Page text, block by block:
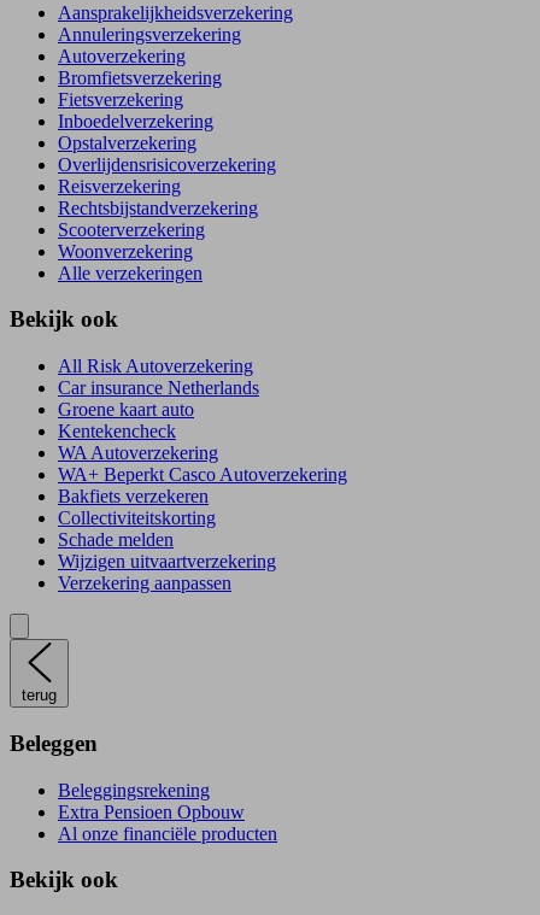
Aansprakelijkheidsverzekering
Annuleringsverzekering
Autoverzekering
Bromfietsverzekering
Fietsverzekering
Inboedelverzekering
Opstalverzekering
Overlijdensrisicoverzekering
Reisverzekering
Rechtsbijstandverzekering
Scooterverzekering
Woonverzekering
Alle verzekeringen
Bekijk ook
All Risk Autoverzekering
Car insurance Netherlands
Groene kaart auto
Kentekencheck
WA Autoverzekering
WA+ Beperkt Casco Autoverzekering
Bakfiets verzekeren
Collectiviteitskorting
Schade melden
Wijzigen uitvaartverzekering
Verzekering aanpassen
terug
Beleggen
Beleggingsrekening
Extra Pensioen Opbouw
Al onze financiële producten
Bekijk ook